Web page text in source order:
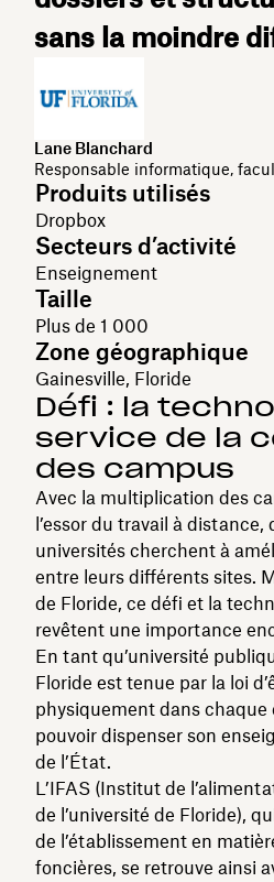
sans la moindre
Lane Blanchard
Responsable informatique,
Produits utilisés
Dropbox
Secteurs d’activité
Enseignement
Taille
Plus de 1 000
Zone géographique
Gainesville, Floride
Défi : la
service de la
des campus
Avec la multiplication des
l’essor du travail à
universités cherchent à
entre leurs différents sites.
de Floride, ce défi et la
revêtent une importance
En tant qu’université
Floride est tenue par la loi
physiquement dans
pouvoir dispenser son
de l’État.
L’IFAS (Institut de
de l’université de Floride),
de l’établissement en
foncières, se retrouve ainsi